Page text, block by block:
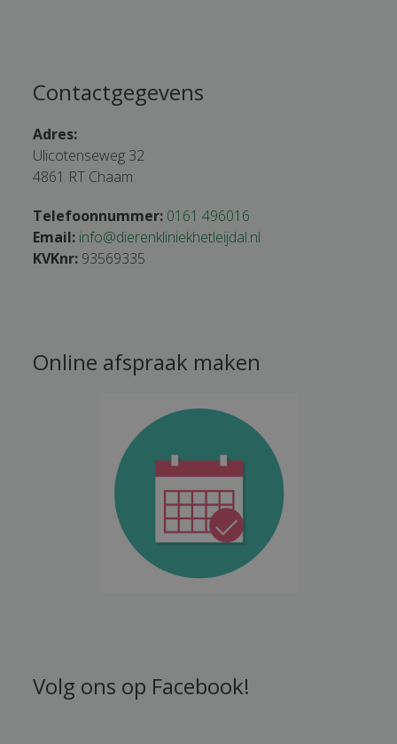
Contactgegevens
Adres:
Ulicotenseweg 32
4861 RT Chaam
Telefoonnummer: 0161 496016
Email: info@dierenkliniekhetleijdal.nl
KVKnr: 93569335
Online afspraak maken
Volg ons op Facebook!